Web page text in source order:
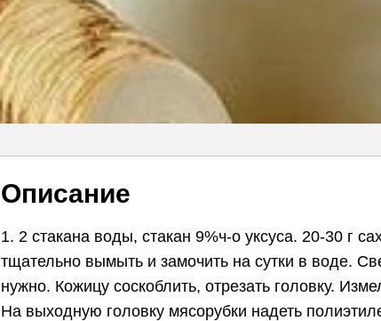
Описание
1. 2 стакана воды, стакан 9%ч-о уксуса. 20-30 г
тщательно вымыть и замочить на сутки в воде.
нужно. Кожицу соскоблить, отрезать головку.
На выходную головку мясорубки надеть